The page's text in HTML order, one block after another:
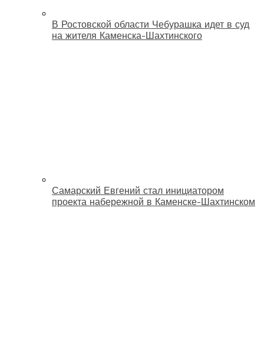
В Ростовской области Чебурашка идет в суд
на жителя Каменска-Шахтинского
Самарский Евгений стал инициатором
проекта набережной в Каменске-Шахтинском